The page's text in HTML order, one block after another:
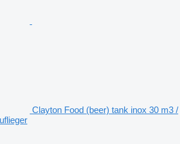
Clayton Food (beer) tank inox 30 m3 /